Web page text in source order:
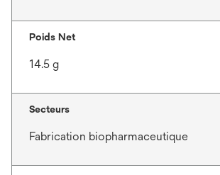
Poids Net
14.5 g
Secteurs
Fabrication biopharmaceutique